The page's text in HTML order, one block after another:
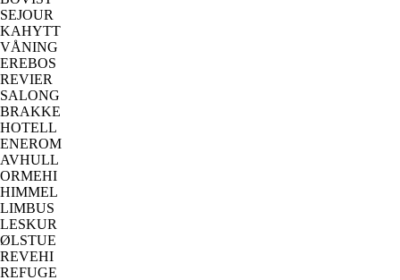
SEJOUR
KAHYTT
VÅNING
EREBOS
REVIER
SALONG
BRAKKE
HOTELL
ENEROM
AVHULL
ORMEHI
HIMMEL
LIMBUS
LESKUR
ØLSTUE
REVEHI
REFUGE